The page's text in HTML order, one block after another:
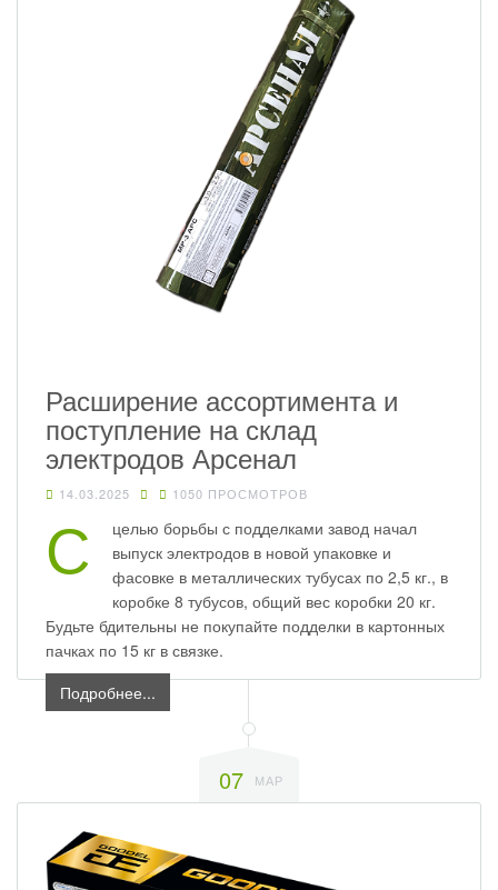
Расширение ассортимента и
поступление на склад
электродов Арсенал
14.03.2025 1050 ПРОСМОТРОВ
С
целью борьбы с подделками завод начал
выпуск электродов в новой упаковке и
фасовке в металлических тубусах по 2,5 кг., в
коробке 8 тубусов, общий вес коробки 20 кг.
Будьте бдительны не покупайте подделки в картонных
пачках по 15 кг в связке.
Подробнее...
07 МАР